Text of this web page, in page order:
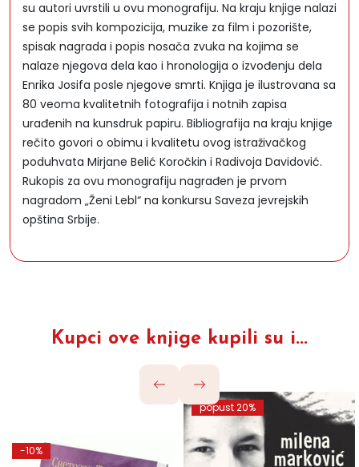
su autori uvrstili u ovu monografiju. Na kraju knjige nalazi
se popis svih kompozicija, muzike za film i pozorište,
spisak nagrada i popis nosača zvuka na kojima se
nalaze njegova dela kao i hronologija o izvođenju dela
Enrika Josifa posle njegove smrti. Knjiga je ilustrovana sa
80 veoma kvalitetnih fotografija i notnih zapisa
urađenih na kunsdruk papiru. Bibliografija na kraju knjige
rečito govori o obimu i kvalitetu ovog istraživačkog
poduhvata Mirjane Belić Koročkin i Radivoja Davidović.
Rukopis za ovu monografiju nagrađen je prvom
nagradom „Ženi Lebl“ na konkursu Saveza jevrejskih
opština Srbije.
Kupci ove knjige kupili su i...
-10%
popust 20%